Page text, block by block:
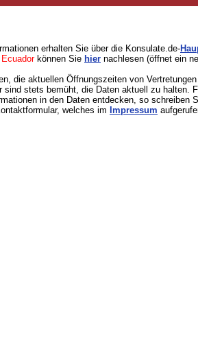
erhalten Sie über die Konsulate.de-
Ecuadorkönnen Sie hier nachlesen (öffnet ein
die aktuellen Öffnungszeiten von
sind stets bemüht, die Daten aktuell zu halten.
in den Daten entdecken, so schreiben
welches im
Impressum